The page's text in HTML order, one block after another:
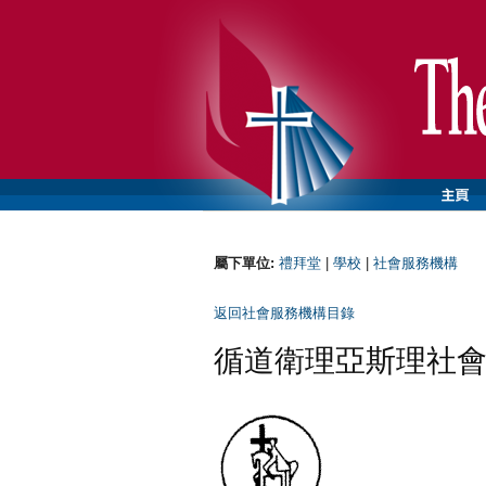
屬下單位: 禮拜堂 學校 社會服務機構
返回社會服務機構目錄
循道衛理亞斯理社